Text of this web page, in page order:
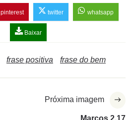
pinterest twitter whatsapp
Baixar
frase positiva frase do bem
Próxima imagem